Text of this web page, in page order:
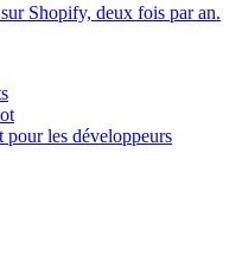
Shopify, deux fois par an.
les développeurs